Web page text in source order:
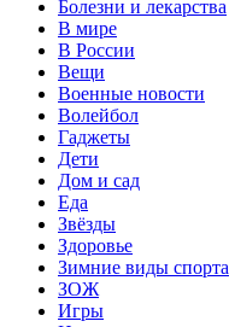
Болезни и лекарства
В мире
В России
Вещи
Военные новости
Волейбол
Гаджеты
Дети
Дом и сад
Еда
Звёзды
Здоровье
Зимние виды спорта
ЗОЖ
Игры